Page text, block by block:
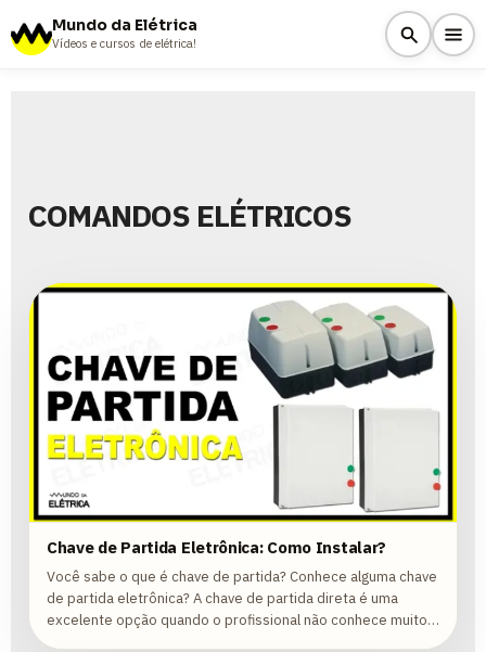
Mundo da Elétrica
Vídeos e cursos de elétrica!
COMANDOS ELÉTRICOS
Chave de Partida Eletrônica: Como Instalar?
Você sabe o que é chave de partida? Conhece alguma chave
de partida eletrônica? A chave de partida direta é uma
excelente opção quando o profissional não conhece muito
de comandos elétricos,...